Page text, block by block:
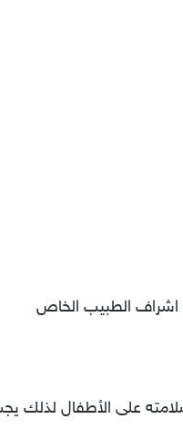
اشراف الطبيب الخاص
سلامته على الأطفال